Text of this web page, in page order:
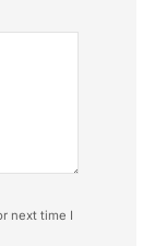
next time I